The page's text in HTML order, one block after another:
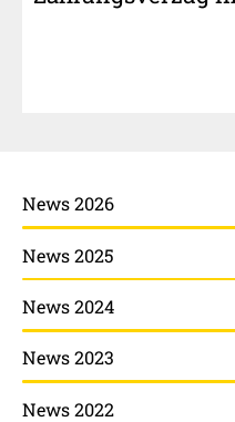
News 2026
News 2025
News 2024
News 2023
News 2022